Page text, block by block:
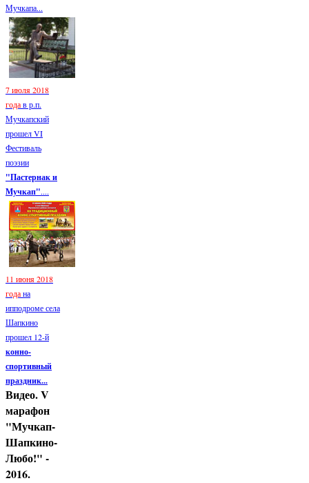
Мучкапа...
7 июля 2018
годав р.п.
Мучкапский
прошел VI
Фестиваль
поэзии
"Пастернак и
Мучкап"....
11 июня 2018
годана
ипподроме села
Шапкино
прошел 12-й
конно-
спортивный
праздник...
Видео. V
марафон
"Мучкап-
Шапкино-
Любо!" -
2016.